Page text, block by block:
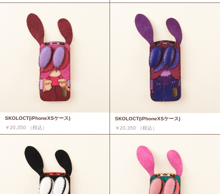
SKOLOCT(iPhoneXSケース)
￥20,350 （税込）
SKOLOCT(iPhoneXSケース)
￥20,350 （税込）